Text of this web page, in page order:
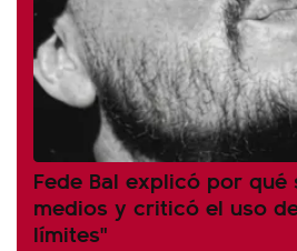
Fede Bal explicó por qué
medios y criticó el uso
límites"